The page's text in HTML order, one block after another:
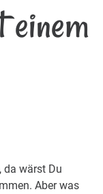
einem
da wärst Du
Aber was